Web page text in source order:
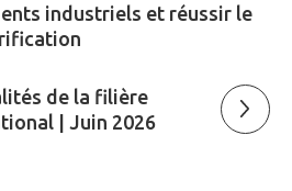
industriels et réussir le
de la filière
| Juin 2026